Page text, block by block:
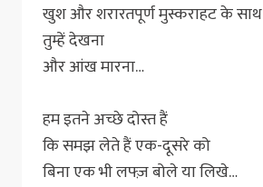
खुश और शरारतपूर्ण मुस्कराहट के साथ
तुम्हें देखना
और आंख मारना…
हम इतने अच्छे दोस्त हैं
कि समझ लेते हैं एक-दूसरे को
बिना एक भी लफ्ज़ बोले या लिखे…